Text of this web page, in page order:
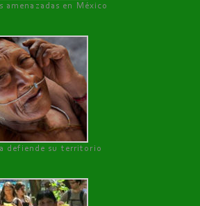
amenazadas en México
defiende su territorio